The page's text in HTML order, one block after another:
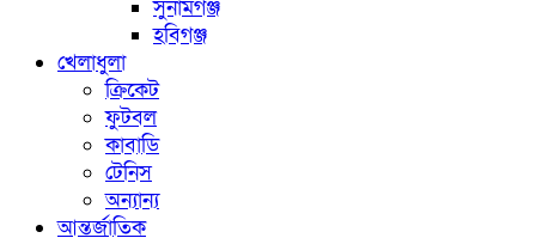
সুনামগঞ্জ
হবিগঞ্জ
খেলাধুলা
ক্রিকেট
ফুটবল
কাবাডি
টেনিস
অন্যান্য
আন্তর্জাতিক